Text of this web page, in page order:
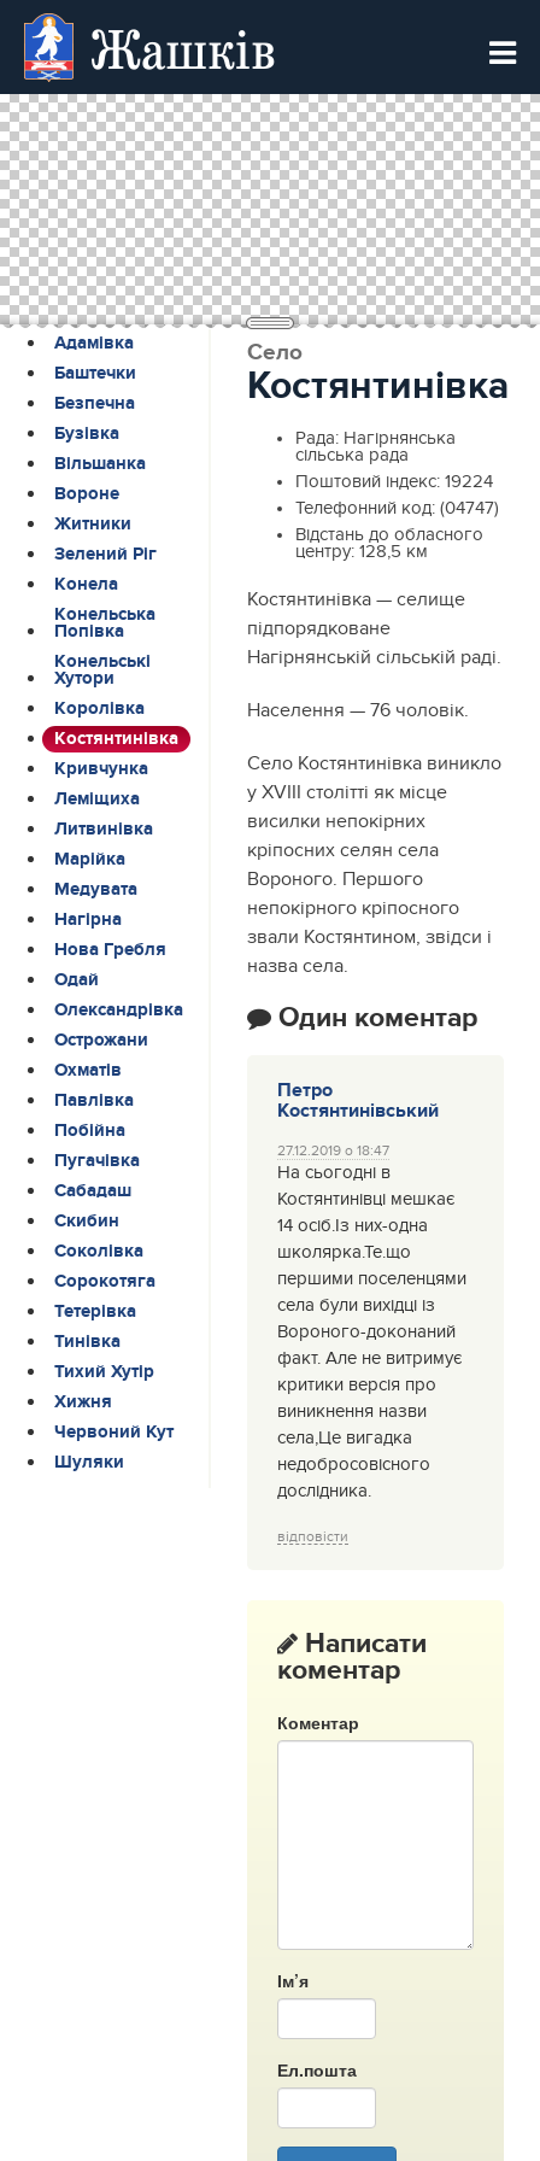
Жашків
Адамівка
Баштечки
Безпечна
Бузівка
Вільшанка
Вороне
Житники
Зелений Ріг
Конела
Конельська
Попівка
Конельські
Хутори
Королівка
Костянтинівка
Кривчунка
Леміщиха
Литвинівка
Марійка
Медувата
Нагірна
Нова Гребля
Одай
Олександрівка
Острожани
Охматів
Павлівка
Побійна
Пугачівка
Сабадаш
Скибин
Соколівка
Сорокотяга
Тетерівка
Тинівка
Тихий Хутір
Хижня
Червоний Кут
Шуляки
Село
Костянтинівка
Рада: Нагірнянська
сільська рада
Поштовий індекс: 19224
Телефонний код: (04747)
Відстань до обласного
центру: 128,5 км
Костянтинівка — селище
підпорядковане
Нагірнянській сільській раді.
Населення — 76 чоловік.
Село Костянтинівка виникло
у XVIII столітті як місце
висилки непокірних
кріпосних селян села
Вороного. Першого
непокірного кріпосного
звали Костянтином, звідси і
назва села.
Один коментар
Петро
Костянтинівський
27.12.2019 о 18:47
На сьогодні в
Костянтинівці мешкає
14 осіб.Із них-одна
школярка.Те.що
першими поселенцями
села були вихідці із
Вороного-доконаний
факт. Але не витримує
критики версія про
виникнення назви
села,Це вигадка
недобросовісного
дослідника.
відповісти
Написати
коментар
Коментар
Ім’я
Ел.пошта